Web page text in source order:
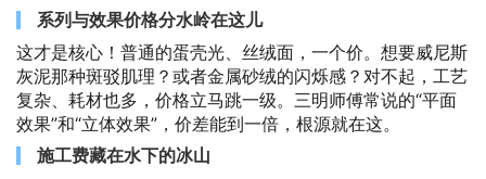
系列与效果价格分水岭在这儿
这才是核心！普通的蛋壳光、丝绒面，一个价。想要威尼斯
灰泥那种斑驳肌理？或者金属砂绒的闪烁感？对不起，工艺
复杂、耗材也多，价格立马跳一级。三明师傅常说的“平面
效果”和“立体效果”，价差能到一倍，根源就在这。
施工费藏在水下的冰山